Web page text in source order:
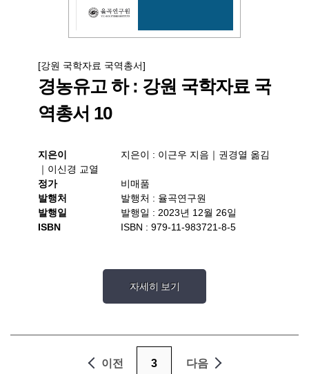
[강원 국학자료 국역총서]
경농유고 하 : 강원 국학자료 국
역총서 10
지은이
지은이 : 이근우 지음｜권경열 옮김
｜이신경 교열
정가
비매품
발행처
발행처 : 율곡연구원
발행일
발행일 : 2023년 12월 26일
ISBN
ISBN : 979-11-983721-8-5
자세히 보기
이전 3 다음